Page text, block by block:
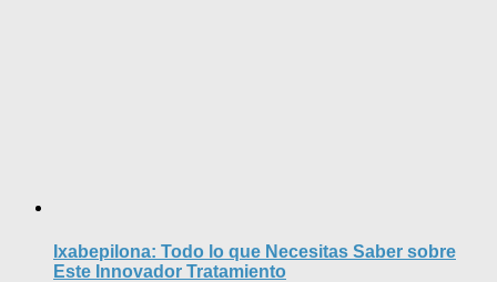
Ixabepilona: Todo lo que Necesitas Saber sobre
Este Innovador Tratamiento